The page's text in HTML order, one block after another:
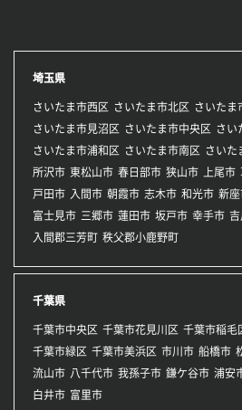
埼玉県
さいたま市西区 さいたま市北区
さいたま
さいたま市見沼区
さいたま市中央区
さい
さいたま市浦和区
さいたま市南区 さいた
所沢市 東松山市 春日部市 狭山市 上尾市
戸田市 入間市 朝霞市 志木市 和光市 新座
富士見市 三郷市 蓮田市 坂戸市 幸手市 吉
入間郡三芳町 秩父郡小鹿野町
千葉県
千葉市中央区 千葉市花見川区 千葉市稲毛
千葉市緑区 千葉市美浜区 市川市 船橋市
流山市 八千代市 我孫子市 鎌ケ谷市 浦安
白井市 富里市